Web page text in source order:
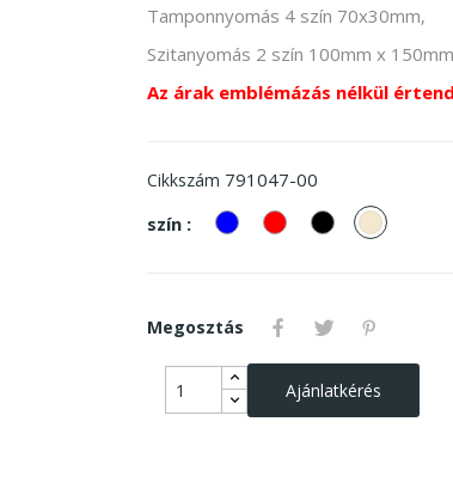
Tamponnyomás 4 szín 70x30mm,
Szitanyomás 2 szín 100mm x 150mm
Az árak emblémázás nélkül
Cikkszám 791047-00
szín :
kek piros FeketeNatúr
Megosztás
Ajánlatkérés